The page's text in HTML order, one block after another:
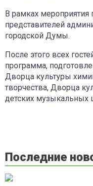
В рамках мероприятия
представителей
городской Думы.
После этого всех
программа,
Дворца культуры
творчества, Дворца
детских музыкальных
Последние